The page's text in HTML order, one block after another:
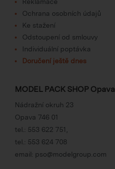
Ochrana osobních údajů
Ke stažení
Odstoupení od smlouvy
Individuální poptávka
Doručení ještě dnes
MODEL PACK SHOP Opava
Nádražní okruh 23
Opava 746 01
tel.: 553 622 751
tel.: 553 624 708
email: pso@modelgroup.com